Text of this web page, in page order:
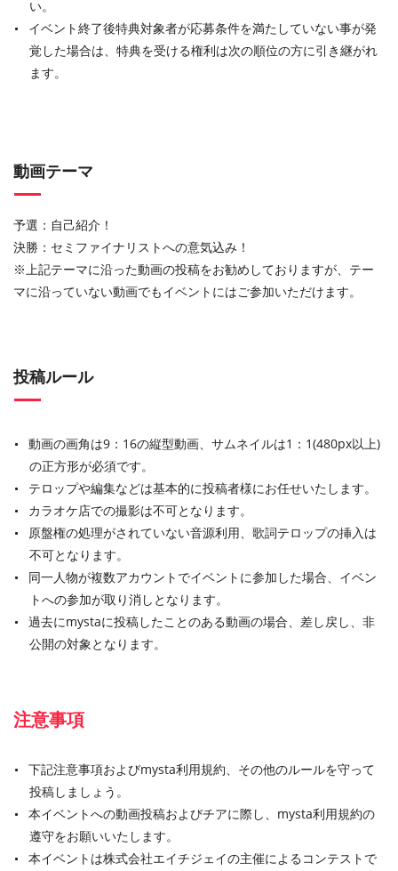
い。
イベント終了後特典対象者が応募条件を満たしていない事が発
覚した場合は、特典を受ける権利は次の順位の方に引き継がれ
ます。
動画テーマ
予選：自己紹介！
決勝：セミファイナリストへの意気込み！
※上記テーマに沿った動画の投稿をお勧めしておりますが、テー
マに沿っていない動画でもイベントにはご参加いただけます。
投稿ルール
動画の画角は9：16の縦型動画、サムネイルは1：1(480px以上)
の正方形が必須です。
テロップや編集などは基本的に投稿者様にお任せいたします。
カラオケ店での撮影は不可となります。
原盤権の処理がされていない音源利用、歌詞テロップの挿入は
不可となります。
同一人物が複数アカウントでイベントに参加した場合、イベン
トへの参加が取り消しとなります。
過去にmystaに投稿したことのある動画の場合、差し戻し、非
公開の対象となります。
注意事項
下記注意事項およびmysta利用規約、その他のルールを守って
投稿しましょう。
本イベントへの動画投稿およびチアに際し、mysta利用規約の
遵守をお願いいたします。
本イベントは株式会社エイチジェイの主催によるコンテストで